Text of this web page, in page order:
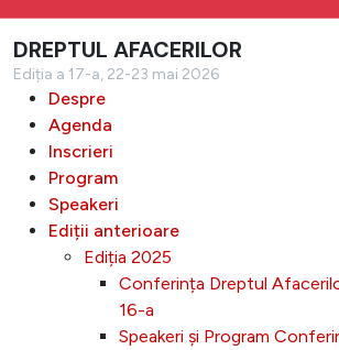
DREPTUL AFACERILOR
Ediția a 17-a, 22-23 mai 2026
Despre
Agenda
Inscrieri
Program
Speakeri
Ediții anterioare
Ediția 2025
Conferința Dreptul
16-a
Speakeri și Program